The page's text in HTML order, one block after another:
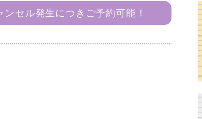
ンセル発生につきご予約可能！